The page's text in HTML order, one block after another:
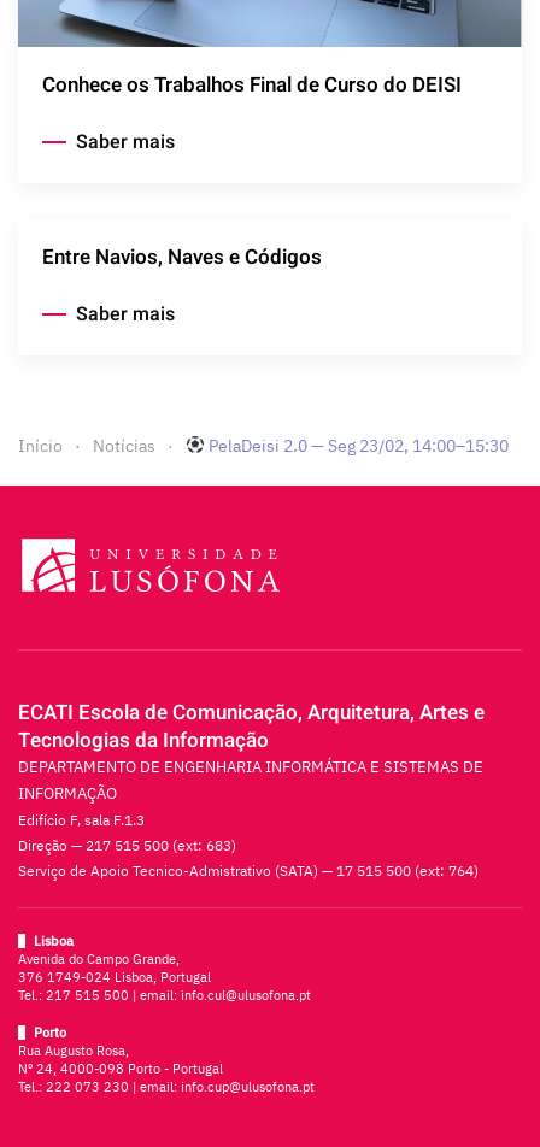
Conhece os Trabalhos Final de Curso do DEISI
Saber mais
Entre Navios, Naves e Códigos
Saber mais
Início Notícias PelaDeisi 2.0 — Seg 23/02, 14:00–15:30
ECATI Escola de Comunicação, Arquitetura, Artes e
Tecnologias da Informação
DEPARTAMENTO DE ENGENHARIA INFORMÁTICA E SISTEMAS DE
INFORMAÇÃO
Edifício F, sala F.1.3
Direção — 217 515 500 (ext: 683)
Serviço de Apoio Tecnico-Admistrativo (SATA) — 17 515 500 (ext: 764)
Lisboa
Avenida do Campo Grande,
376 1749-024 Lisboa, Portugal
Tel.: 217 515 500 | email: info.cul@ulusofona.pt
Porto
Rua Augusto Rosa,
Nº 24, 4000-098 Porto - Portugal
Tel.: 222 073 230 | email: info.cup@ulusofona.pt